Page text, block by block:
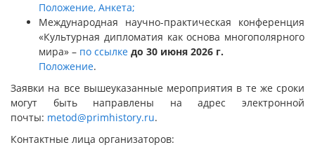
Положение, Анкета;
Международная научно-практическая конференция
«Культурная дипломатия как основа многополярного
мира» – по ссылке до 30 июня 2026 г.
Положение.
Заявки на все вышеуказанные мероприятия в те же сроки
могут быть направлены на адрес электронной
почты: metod@primhistory.ru.
Контактные лица организаторов: